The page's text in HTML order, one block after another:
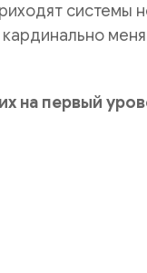
системы
на первый